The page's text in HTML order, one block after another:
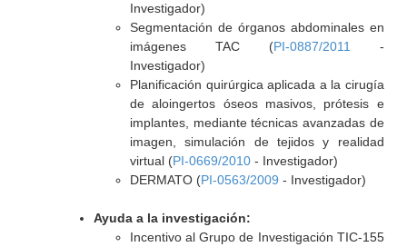
Investigador)
Segmentación de órganos abdominales en
imágenes TAC (PI-0887/2011
-
Investigador)
Planificación quirúrgica aplicada a la cirugía
de aloingertos óseos masivos, prótesis e
implantes, mediante técnicas avanzadas de
imagen, simulación de tejidos y realidad
virtual (PI-0669/2010- Investigador)
DERMATO (PI-0563/2009 - Investigador)
Ayuda a la investigación:
Incentivo al Grupo de Investigación TIC-155